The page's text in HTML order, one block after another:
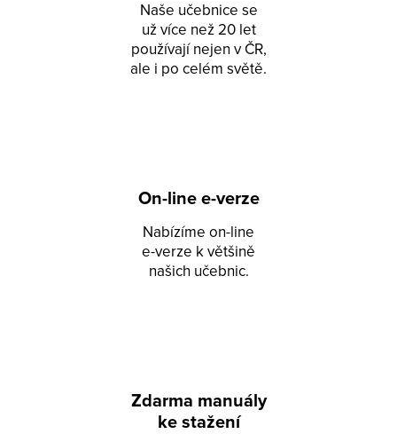
Naše učebnice se
už více než 20 let
používají nejen v ČR,
ale i po celém světě.
On-line e-verze
Nabízíme on-line
e-verze k většině
našich učebnic.
Zdarma manuály
ke stažení